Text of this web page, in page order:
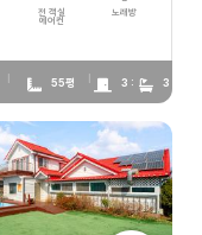
전 객실
에어컨
노래방
55평 3 : 3